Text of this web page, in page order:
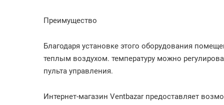
Преимущество
Благодаря установке этого оборудования
теплым воздухом. температуру можно
пульта управления.
Интернет-магазин Ventbazar предоставляет